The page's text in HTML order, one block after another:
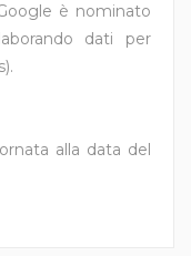
è nominato
dati per
alla data del